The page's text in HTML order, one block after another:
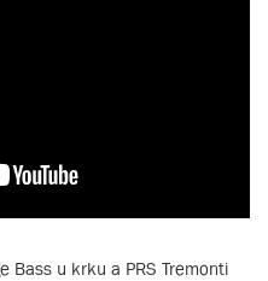
Bass u krku a PRS Tremonti